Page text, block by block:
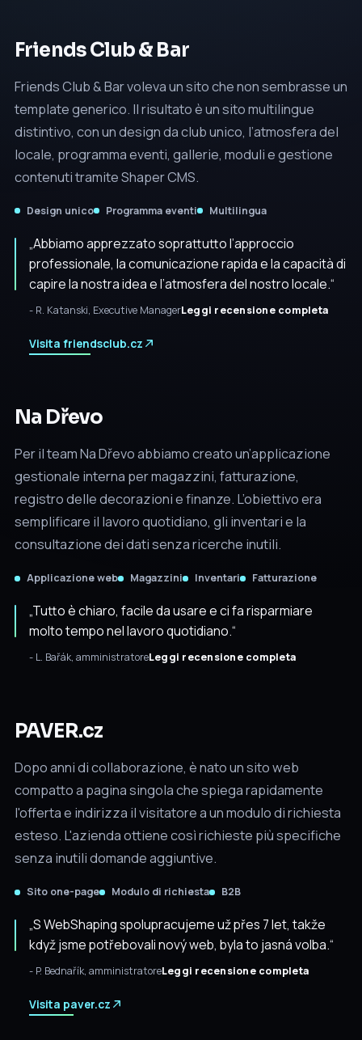
Friends Club & Bar
Friends Club & Bar voleva un sito che non sembrasse un
template generico. Il risultato è un sito multilingue
distintivo, con un design da club unico, l’atmosfera del
locale, programma eventi, gallerie, moduli e gestione
contenuti tramiteShaper CMS.
Design unico Programma eventi Multilingua
„Abbiamo apprezzato soprattutto l’approccio
professionale, la comunicazione rapida e la capacità di
capire la nostra idea e l’atmosfera del nostro locale.“
- R. Katanski, Executive ManagerLeggi recensione completa
Visita friendsclub.cz
Na Dřevo
Per il team Na Dřevo abbiamo creato un’applicazione
gestionale interna per magazzini, fatturazione,
registro delle decorazioni e finanze. L’obiettivo era
semplificare il lavoro quotidiano, gli inventari e la
consultazione dei dati senza ricerche inutili.
Applicazione web Magazzini Inventari Fatturazione
„Tutto è chiaro, facile da usare e ci fa risparmiare
molto tempo nel lavoro quotidiano.“
- L. Bařák, amministratoreLeggi recensione completa
PAVER.cz
Dopo anni di collaborazione, è nato un sito web
compatto a pagina singola che spiega rapidamente
l'offerta e indirizza il visitatore a un modulo di richiesta
esteso. L'azienda ottiene così richieste più specifiche
senza inutili domande aggiuntive.
Sito one-page Modulo di richiesta B2B
„S WebShaping spolupracujeme už přes 7 let, takže
když jsme potřebovali nový web, byla to jasná volba.“
- P. Bednařík, amministratoreLeggi recensione completa
Visita paver.cz